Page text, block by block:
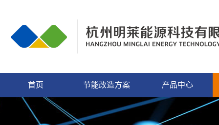
首页 节能改造方案 产品中心